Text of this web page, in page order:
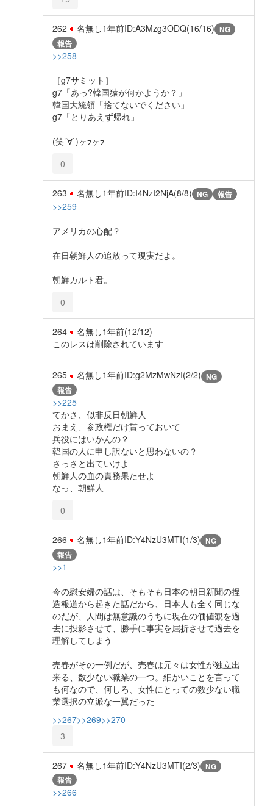
262 名無し1年前ID:A3Mzg3ODQ(16/16) NG
報告
>>258
［g7サミット］
g7「あっ?韓国猿が何かようか？」
韓国大統領「捨てないでください」
g7「とりあえず帰れ」
(笑´∀︎`)ヶﾗヶﾗ
0
263 名無し1年前ID:I4NzI2NjA(8/8) NG 報告
>>259
アメリカの心配？
在日朝鮮人の追放って現実だよ。
朝鮮カルト君。
0
264 名無し1年前(12/12)
このレスは削除されています
265 名無し1年前ID:g2MzMwNzI(2/2) NG
報告
>>225
てかさ、似非反日朝鮮人
おまえ、参政権だけ貰っておいて
兵役にはいかんの？
韓国の人に申し訳ないと思わないの？
さっさと出ていけよ
朝鮮人の血の責務果たせよ
なっ、朝鮮人
0
266 名無し1年前ID:Y4NzU3MTI(1/3) NG
報告
>>1
今の慰安婦の話は、そもそも日本の朝日新聞の捏
造報道から起きた話だから、日本人も全く同じな
のだが、人間は無意識のうちに現在の価値観を過
去に投影させて、勝手に事実を屈折させて過去を
理解してしまう
売春がその一例だが、売春は元々は女性が独立出
来る、数少ない職業の一つ。細かいことを言って
も何なので、何しろ、女性にとっての数少ない職
業選択の立派な一翼だった
>>267>>269>>270
3
267 名無し1年前ID:Y4NzU3MTI(2/3) NG
報告
>>266